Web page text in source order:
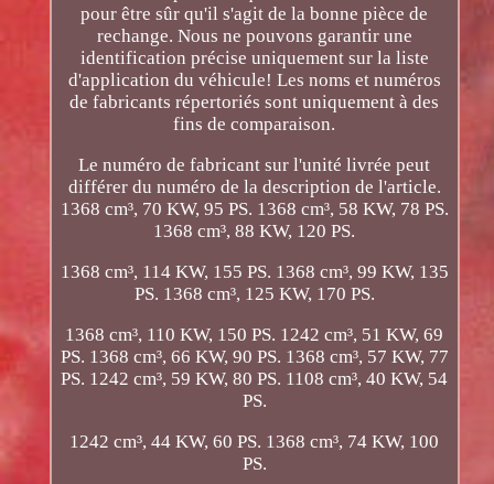
pour être sûr qu'il s'agit de la bonne pièce de
rechange. Nous ne pouvons garantir une
identification précise uniquement sur la liste
d'application du véhicule! Les noms et numéros
de fabricants répertoriés sont uniquement à des
fins de comparaison.
Le numéro de fabricant sur l'unité livrée peut
différer du numéro de la description de l'article.
1368 cm³, 70 KW, 95 PS. 1368 cm³, 58 KW, 78 PS.
1368 cm³, 88 KW, 120 PS.
1368 cm³, 114 KW, 155 PS. 1368 cm³, 99 KW, 135
PS. 1368 cm³, 125 KW, 170 PS.
1368 cm³, 110 KW, 150 PS. 1242 cm³, 51 KW, 69
PS. 1368 cm³, 66 KW, 90 PS. 1368 cm³, 57 KW, 77
PS. 1242 cm³, 59 KW, 80 PS. 1108 cm³, 40 KW, 54
PS.
1242 cm³, 44 KW, 60 PS. 1368 cm³, 74 KW, 100
PS.